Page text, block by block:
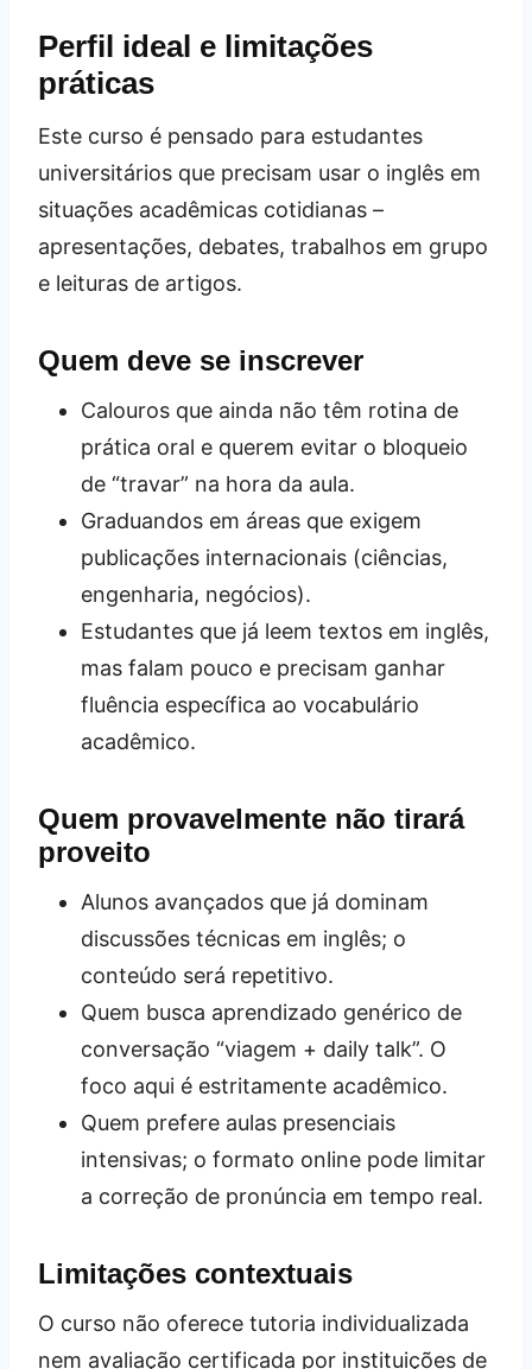
Perfil ideal e limitações
práticas
Este curso é pensado para estudantes
universitários que precisam usar o inglês em
situações acadêmicas cotidianas –
apresentações, debates, trabalhos em grupo
e leituras de artigos.
Quem deve se inscrever
Calouros que ainda não têm rotina de
prática oral e querem evitar o bloqueio
de “travar” na hora da aula.
Graduandos em áreas que exigem
publicações internacionais (ciências,
engenharia, negócios).
Estudantes que já leem textos em inglês,
mas falam pouco e precisam ganhar
fluência específica ao vocabulário
acadêmico.
Quem provavelmente não tirará
proveito
Alunos avançados que já dominam
discussões técnicas em inglês; o
conteúdo será repetitivo.
Quem busca aprendizado genérico de
conversação “viagem + daily talk”. O
foco aqui é estritamente acadêmico.
Quem prefere aulas presenciais
intensivas; o formato online pode limitar
a correção de pronúncia em tempo real.
Limitações contextuais
O curso não oferece tutoria individualizada
nem avaliação certificada por instituições de